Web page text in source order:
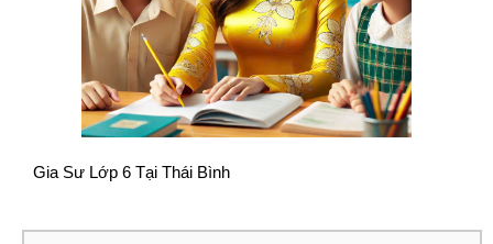
Gia Sư Lớp 6 Tại Thái Bình